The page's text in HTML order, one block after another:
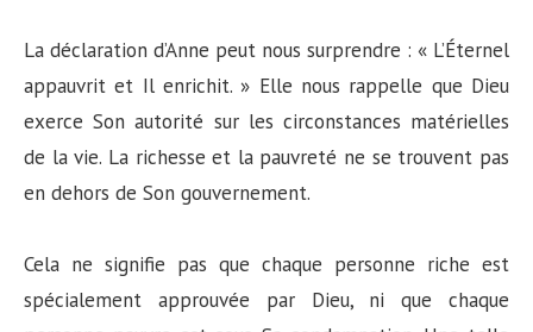
La déclaration d’Anne peut nous surprendre : « L’Éternel
appauvrit et Il enrichit. » Elle nous rappelle que Dieu
exerce Son autorité sur les circonstances matérielles
de la vie. La richesse et la pauvreté ne se trouvent pas
en dehors de Son gouvernement.
Cela ne signifie pas que chaque personne riche est
spécialement approuvée par Dieu, ni que chaque